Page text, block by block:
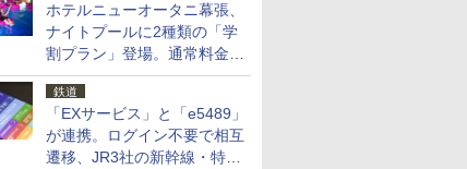
ホテルニューオータニ幕張、
ナイトプールに2種類の「学
割プラン」登場。通常料金の
およそ半額でお得に夜活
鉄道
「EXサービス」と「e5489」
が連携。ログイン不要で相互
遷移、JR3社の新幹線・特急